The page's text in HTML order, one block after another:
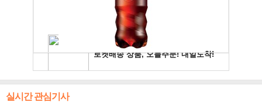
실시간 관심기사